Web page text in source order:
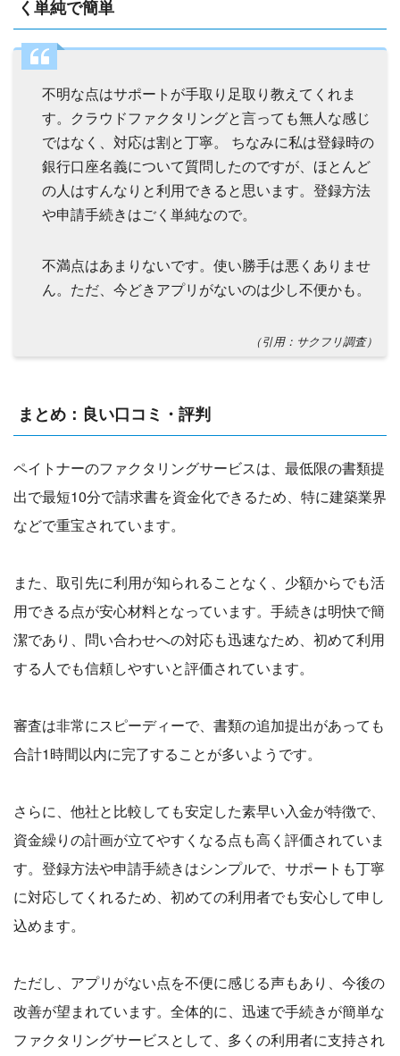
く単純で簡単
不明な点はサポートが手取り足取り教えてくれま
す。クラウドファクタリングと言っても無人な感じ
ではなく、対応は割と丁寧。 ちなみに私は登録時の
銀行口座名義について質問したのですが、ほとんど
の人はすんなりと利用できると思います。登録方法
や申請手続きはごく単純なので。
不満点はあまりないです。使い勝手は悪くありませ
ん。ただ、今どきアプリがないのは少し不便かも。
（引用：サクフリ調査）
まとめ：良い口コミ・評判
ペイトナーのファクタリングサービスは、最低限の書類提
出で最短10分で請求書を資金化できるため、特に建築業界
などで重宝されています。
また、取引先に利用が知られることなく、少額からでも活
用できる点が安心材料となっています。手続きは明快で簡
潔であり、問い合わせへの対応も迅速なため、初めて利用
する人でも信頼しやすいと評価されています。
審査は非常にスピーディーで、書類の追加提出があっても
合計1時間以内に完了することが多いようです。
さらに、他社と比較しても安定した素早い入金が特徴で、
資金繰りの計画が立てやすくなる点も高く評価されていま
す。登録方法や申請手続きはシンプルで、サポートも丁寧
に対応してくれるため、初めての利用者でも安心して申し
込めます。
ただし、アプリがない点を不便に感じる声もあり、今後の
改善が望まれています。全体的に、迅速で手続きが簡単な
ファクタリングサービスとして、多くの利用者に支持され